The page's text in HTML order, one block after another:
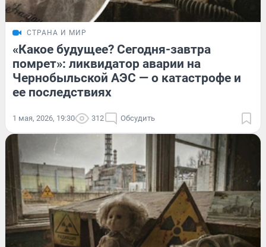
СТРАНА И МИР
«Какое будущее? Сегодня-завтра
помрет»: ликвидатор аварии на
Чернобыльской АЭС — о катастрофе и
ее последствиях
1 мая, 2026, 19:30 312 Обсудить